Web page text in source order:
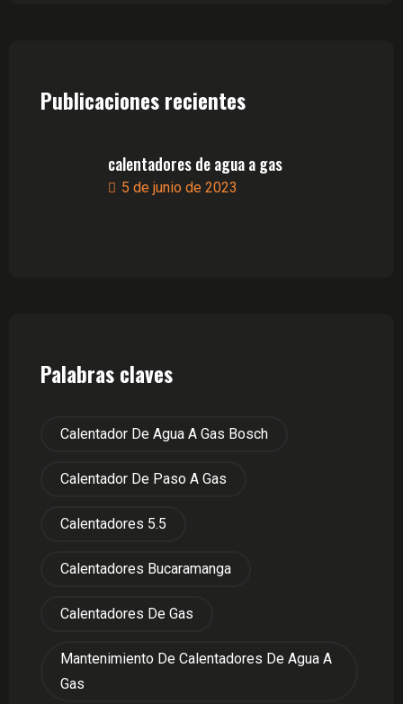
Publicaciones recientes
calentadores de agua a gas
5 de junio de 2023
Palabras claves
Calentador De Agua A Gas Bosch
Calentador De Paso A Gas
Calentadores 5.5
Calentadores Bucaramanga
Calentadores De Gas
Mantenimiento De Calentadores De Agua A
Gas